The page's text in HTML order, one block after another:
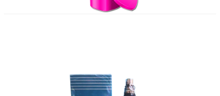
Con más formas de desbloquear beneficios
emocionantes, este es su pase de acceso total a
Ir a mis
GiftPoints